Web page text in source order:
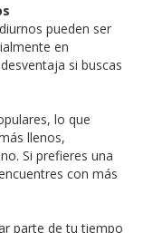
pueden ser
en
si buscas
lo que
llenos,
Si prefieres una
con más
parte de tu tiempo